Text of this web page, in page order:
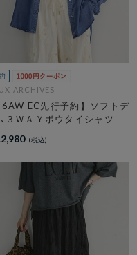
ARCHIVES
EC先行予約】ソフトデ
３ＷＡＹボウタイシャツ